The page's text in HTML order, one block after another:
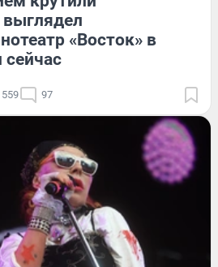
выглядел
«Восток» в
559 97